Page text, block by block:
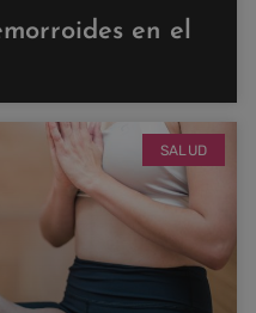
en el
SALUD